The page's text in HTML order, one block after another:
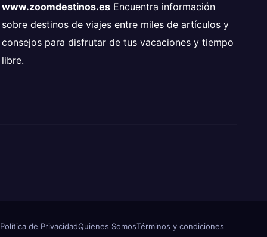
www.zoomdestinos.es Encuentra información
sobre destinos de viajes entre miles de artículos y
consejos para disfrutar de tus vacaciones y tiempo
libre.
Política de PrivacidadQuienes SomosTérminos y condiciones